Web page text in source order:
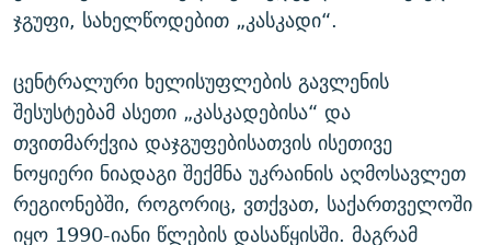
ჯგუფი, სახელწოდებით „კასკადი“.
ცენტრალური ხელისუფლების გავლენის
შესუსტებამ ასეთი „კასკადებისა“ და
თვითმარქვია დაჯგუფებისათვის ისეთივე
ნოყიერი ნიადაგი შექმნა უკრაინის აღმოსავლეთ
რეგიონებში, როგორიც, ვთქვათ, საქართველოში
იყო 1990-იანი წლების დასაწყისში. მაგრამ